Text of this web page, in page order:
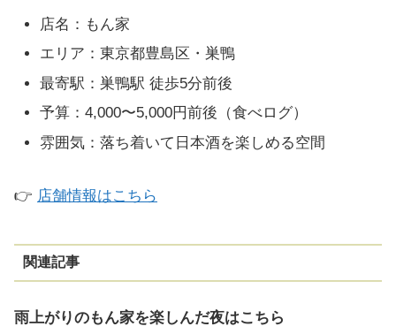
店名：もん家
エリア：東京都豊島区・巣鴨
最寄駅：巣鴨駅 徒歩5分前後
予算：4,000〜5,000円前後（食べログ）
雰囲気：落ち着いて日本酒を楽しめる空間
👉 店舗情報はこちら
関連記事
雨上がりのもん家を楽しんだ夜はこちら